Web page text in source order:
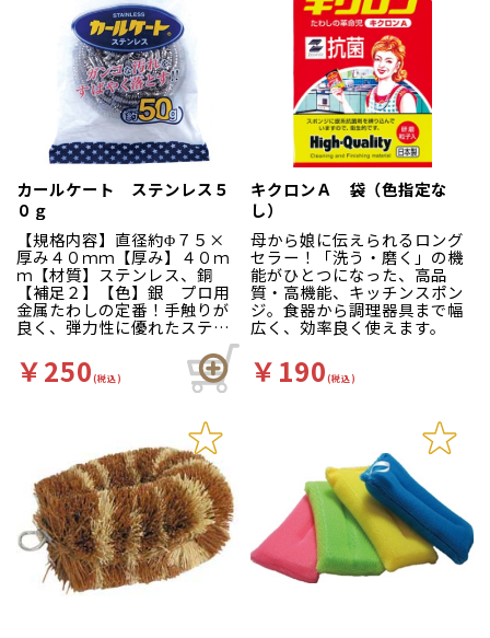
カールケート ステンレス５
０ｇ
【規格内容】直径約Φ７５×
厚み４０ｍｍ【厚み】４０ｍ
ｍ【材質】ステンレス、銅
【補足２】【色】銀 プロ用
金属たわしの定番！手触りが
良く、弾力性に優れたステン
レスたわしです。水切れが良
く、早く乾いて衛生的です。
￥250(税込)
キクロンＡ 袋（色指定な
し）
母から娘に伝えられるロング
セラー！「洗う・磨く」の機
能がひとつになった、高品
質・高機能、キッチンスポン
ジ。食器から調理器具まで幅
広く、効率良く使えます。
￥190(税込)